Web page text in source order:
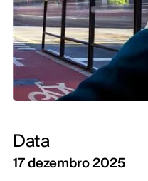
Data
17 dezembro 2025